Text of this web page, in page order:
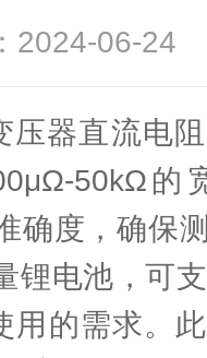
：2024-06-
器直流电阻
50kΩ的
确度，确保
锂电池，可
用的需求。